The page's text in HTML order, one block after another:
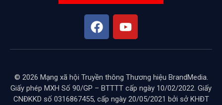
© 2026 Mạng xã hội Truyền thông Thương hiệu BrandMedia.
Giấy phép MXH Số 90/GP – BTTTT cấp ngày 10/02/2022. Giấy
CNĐKKD số 0316867455, cấp ngày 20/05/2021 bởi sở KHĐT